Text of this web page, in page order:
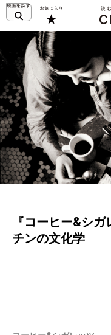
『コーヒー&シ
チンの文化学